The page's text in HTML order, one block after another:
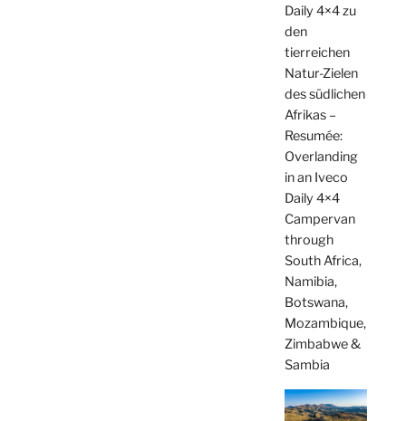
Daily 4×4 zu
den
tierreichen
Natur-Zielen
des südlichen
Afrikas –
Resumée:
Overlanding
in an Iveco
Daily 4×4
Campervan
through
South Africa,
Namibia,
Botswana,
Mozambique,
Zimbabwe &
Sambia